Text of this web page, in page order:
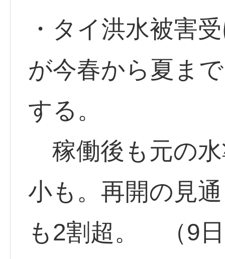
・タイ洪水被害
が今春から夏ま
する。
稼働後も元の
小も。再開の見
も2割超。 （9